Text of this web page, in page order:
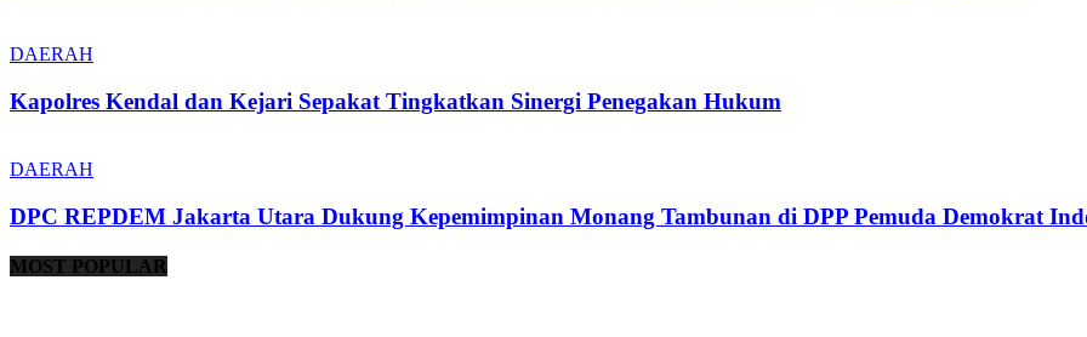
DAERAH
Kapolres Kendal dan Kejari Sepakat Tingkatkan Sinergi Penegakan Hukum
DAERAH
DPC REPDEM Jakarta Utara Dukung Kepemimpinan Monang Tambunan di DPP Pemuda Demokrat
MOST POPULAR